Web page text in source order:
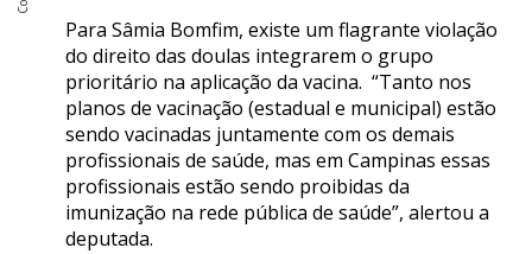
Para Sâmia Bomfim, existe um flagrante violação
do direito das doulas integrarem o grupo
prioritário na aplicação da vacina. “Tanto nos
planos de vacinação (estadual e municipal) estão
sendo vacinadas juntamente com os demais
profissionais de saúde, mas em Campinas essas
profissionais estão sendo proibidas da
imunização na rede pública de saúde”, alertou a
deputada.